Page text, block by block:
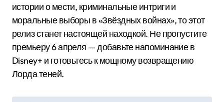
истории о мести, криминальные интриги и
моральные выборы в «Звёздных войнах», то этот
релиз станет настоящей находкой. Не пропустите
премьеру 6 апреля — добавьте напоминание в
Disney+ и готовьтесь к мощному возвращению
Лорда теней.